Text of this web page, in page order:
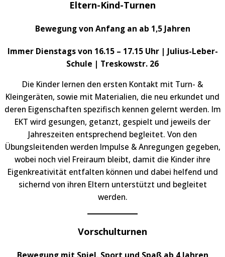
Eltern-Kind-Turnen
Bewegung von Anfang an ab 1,5 Jahren
Immer Dienstags von 16.15 – 17.15 Uhr | Julius-Leber-
Schule | Treskowstr. 26
Die Kinder lernen den ersten Kontakt mit Turn- &
Kleingeräten, sowie mit Materialien, die neu erkundet und
deren Eigenschaften spezifisch kennen gelernt werden. lm
EKT wird gesungen, getanzt, gespielt und jeweils der
Jahreszeiten entsprechend begleitet. Von den
Übungsleitenden werden Impulse & Anregungen gegeben,
wobei noch viel Freiraum bleibt, damit die Kinder ihre
Eigenkreativität entfalten können und dabei helfend und
sichernd von ihren Eltern unterstützt und begleitet
werden.
Vorschulturnen